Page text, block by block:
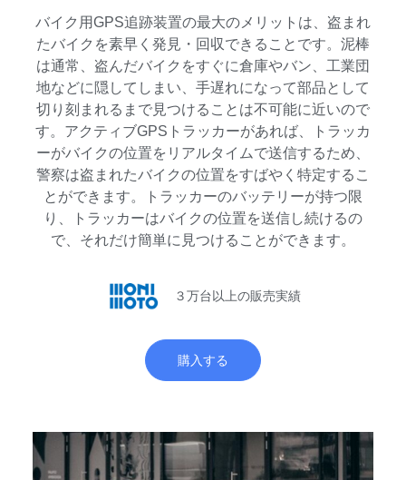
バイク用GPS追跡装置の最大のメリットは、盗まれ
たバイクを素早く発見・回収できることです。泥棒
は通常、盗んだバイクをすぐに倉庫やバン、工業団
地などに隠してしまい、手遅れになって部品として
切り刻まれるまで見つけることは不可能に近いので
す。アクティブGPSトラッカーがあれば、トラッカ
ーがバイクの位置をリアルタイムで送信するため、
警察は盗まれたバイクの位置をすばやく特定するこ
とができます。トラッカーのバッテリーが持つ限
り、トラッカーはバイクの位置を送信し続けるの
で、それだけ簡単に見つけることができます。
３万台以上の販売実績
購入する